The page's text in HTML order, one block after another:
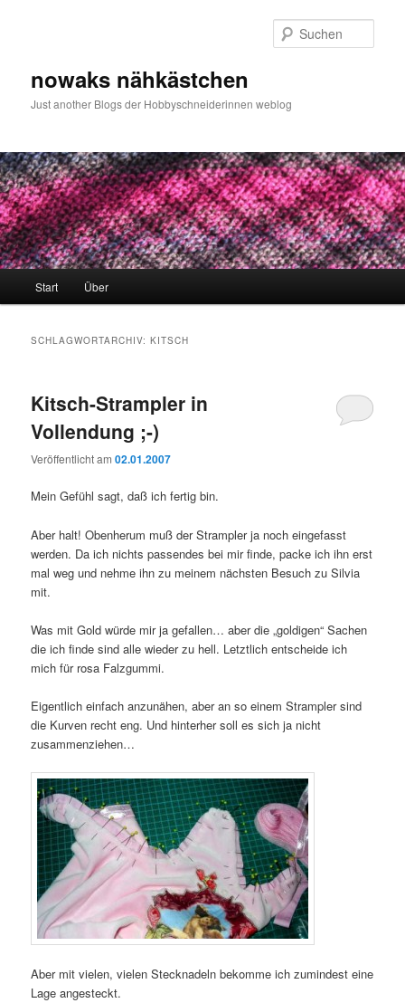
nowaks nähkästchen
Just another Blogs der Hobbyschneiderinnen weblog
Start Über
SCHLAGWORTARCHIV:KITSCH
Kitsch-Strampler in
Vollendung ;-)
Veröffentlicht am02.01.2007
Mein Gefühl sagt, daß ich fertig bin.
Aber halt! Obenherum muß der Strampler ja noch eingefasst
werden. Da ich nichts passendes bei mir finde, packe ich ihn erst
mal weg und nehme ihn zu meinem nächsten Besuch zu Silvia
mit.
Was mit Gold würde mir ja gefallen… aber die „goldigen“ Sachen
die ich finde sind alle wieder zu hell. Letztlich entscheide ich
mich für rosa Falzgummi.
Eigentlich einfach anzunähen, aber an so einem Strampler sind
die Kurven recht eng. Und hinterher soll es sich ja nicht
zusammenziehen…
Aber mit vielen, vielen Stecknadeln bekomme ich zumindest eine
Lage angesteckt.